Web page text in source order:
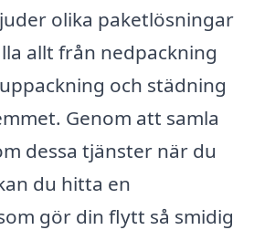
olika paketlösningar
allt från nedpackning
och städning
Genom att samla
dessa tjänster när du
du hitta en
gör din flytt så smidig